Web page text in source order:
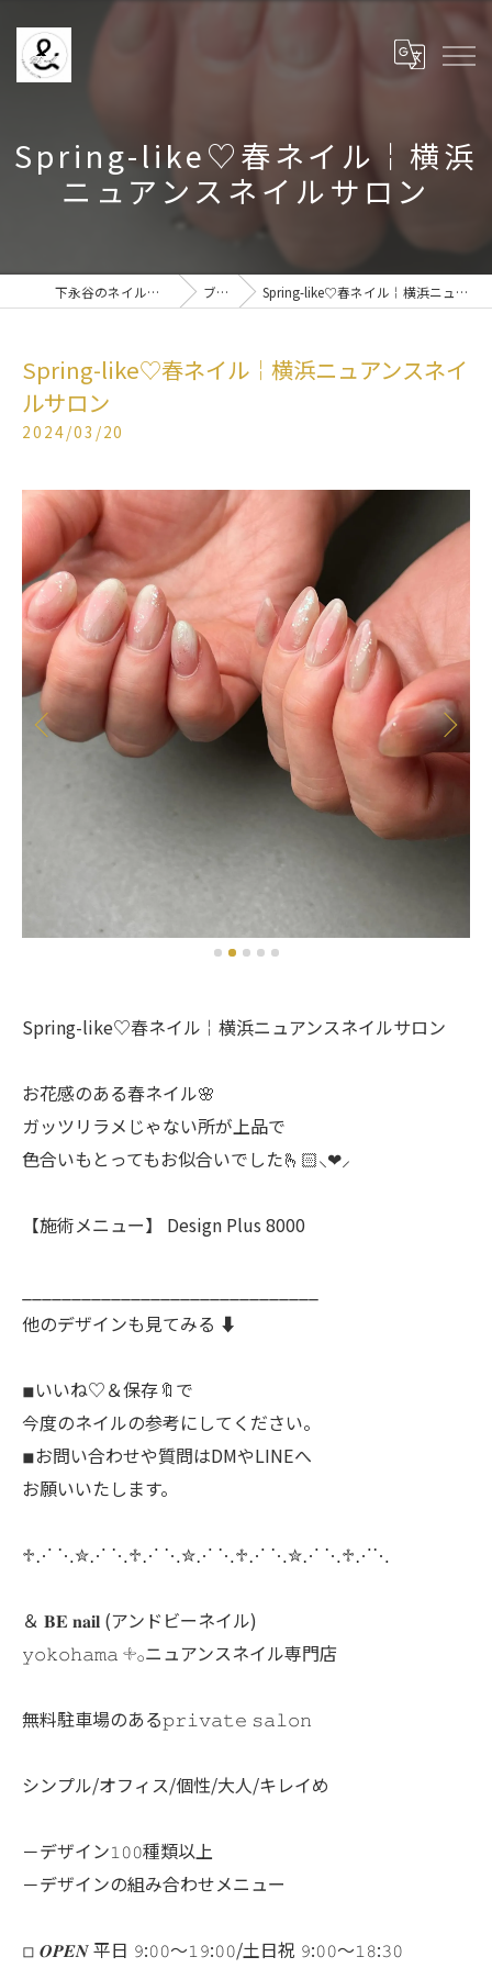
Spring-like♡春ネイル￤横浜
ニュアンスネイルサロン
下永谷のネイルなら& BE nail ブログ Spring-like♡春ネイル￤横浜ニュアンスネイルサロン
Spring-like♡春ネイル￤横浜ニュアンスネイ
ルサロン
2024/03/20
Spring-like♡春ネイル￤横浜ニュアンスネイルサロン
お花感のある春ネイル🌸
ガッツリラメじゃない所が上品で
色合いもとってもお似合いでした🫰🏻⸜❤︎⸝‍
【施術メニュー】 Design Plus 8000
他のデザインも見てみる ⬇️
◾︎いいね♡＆保存🔖で
今度のネイルの参考にしてください。
◾︎お問い合わせや質問はDMやLINEへ
お願いいたします。
♱⋰ ⋱✮⋰ ⋱♱⋰ ⋱✮⋰ ⋱♱⋰ ⋱✮⋰ ⋱♱⋰⋱
＆ 𝐁𝐄 𝐧𝐚𝐢𝐥 (アンドビーネイル)
𝚢𝚘𝚔𝚘𝚑𝚊𝚖𝚊 𓇬𓂂ニュアンスネイル専門店
無料駐車場のある𝚙𝚛𝚒𝚟𝚊𝚝𝚎 𝚜𝚊𝚕𝚘𝚗
シンプル/オフィス/個性/大人/キレイめ
－デザイン𝟷𝟶𝟶種類以上
－デザインの組み合わせメニュー
◽︎ 𝑶𝑷𝑬𝑵 平日 𝟿:𝟶𝟶～𝟷𝟿:𝟶𝟶/土日祝 𝟿:𝟶𝟶～𝟷𝟾:𝟹𝟶